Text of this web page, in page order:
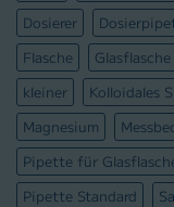
Dosierer
Flasche
Glasflasche
kleiner
Kolloidales
Magnesium
Pipette für
Pipette Standard